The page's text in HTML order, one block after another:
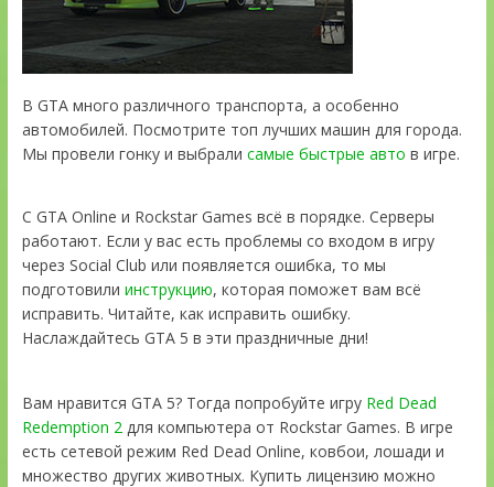
В GTA много различного транспорта, а особенно
автомобилей. Посмотрите топ лучших машин для города.
Мы провели гонку и выбрали самые быстрые авто в игре.
С GTA Online и Rockstar Games всё в порядке. Серверы
работают. Если у вас есть проблемы со входом в игру
через Social Club или появляется ошибка, то мы
подготовили инструкцию, которая поможет вам всё
исправить. Читайте, как исправить ошибку.
Наслаждайтесь GTA 5 в эти праздничные дни!
Вам нравится GTA 5? Тогда попробуйте игру Red Dead
Redemption 2для компьютера от Rockstar Games. В игре
есть сетевой режим Red Dead Online, ковбои, лошади и
множество других животных. Купить лицензию можно